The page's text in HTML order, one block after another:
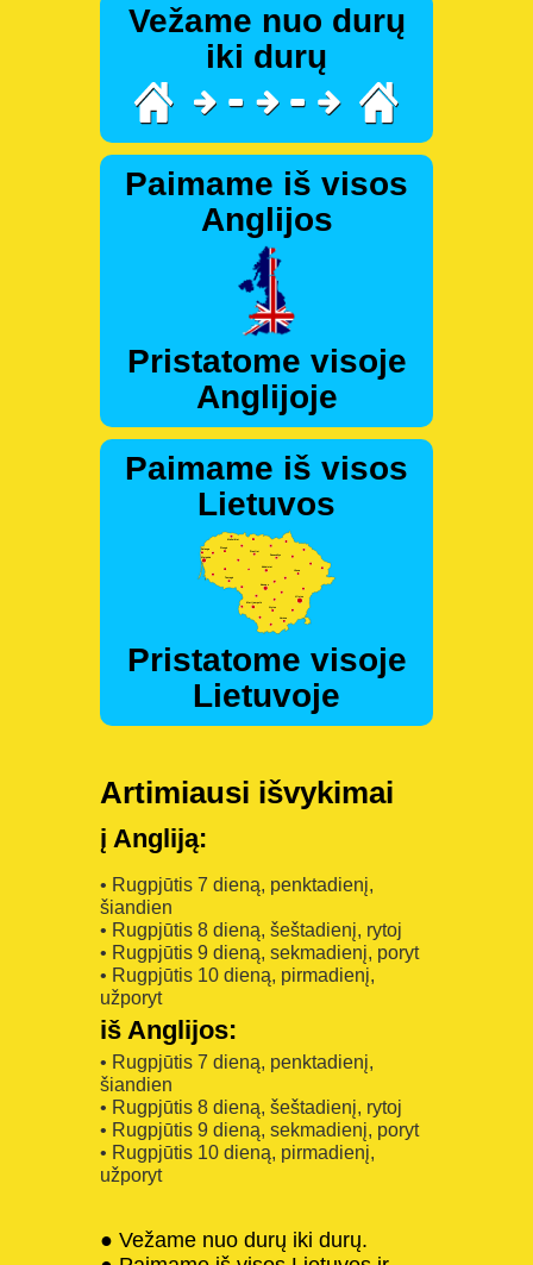
Vežame nuo durų
iki durų
Paimame iš visos
Anglijos
Pristatome visoje
Anglijoje
Paimame iš visos
Lietuvos
Pristatome visoje
Lietuvoje
Artimiausi išvykimai
į Angliją:
• Rugpjūtis 7 dieną, penktadienį,
šiandien
• Rugpjūtis 8 dieną, šeštadienį, rytoj
• Rugpjūtis 9 dieną, sekmadienį, poryt
• Rugpjūtis 10 dieną, pirmadienį,
užporyt
iš Anglijos:
• Rugpjūtis 7 dieną, penktadienį,
šiandien
• Rugpjūtis 8 dieną, šeštadienį, rytoj
• Rugpjūtis 9 dieną, sekmadienį, poryt
• Rugpjūtis 10 dieną, pirmadienį,
užporyt
● Vežame nuo durų iki durų.